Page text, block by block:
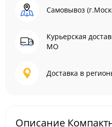
Самовывоз
Курьерская
МО
Доставка в
Описание